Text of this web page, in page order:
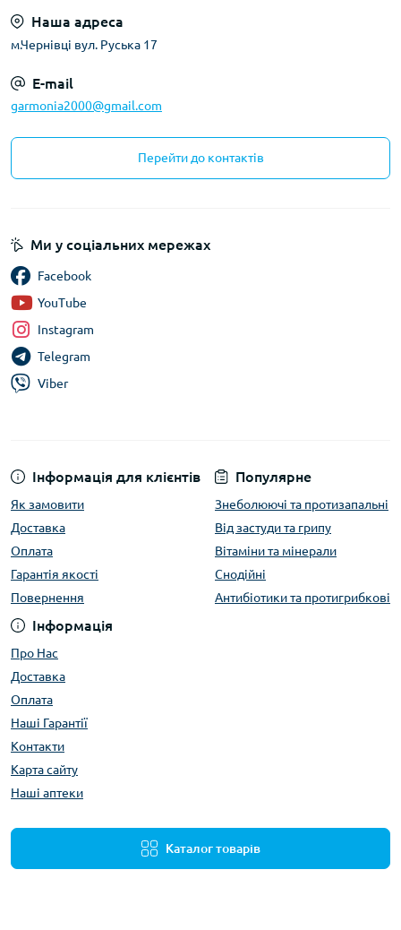
Наша адреса
м.Чернівці вул. Руська 17
E-mail
garmonia2000@gmail.com
Перейти до контактів
Інформація для клієнтів
Як замовити
Доставка
Оплата
Гарантія якості
Повернення
Популярне
Знеболюючі та протизапальні
Від застуди та грипу
Вітаміни та мінерали
Снодійні
Антибіотики та протигрибкові
Інформація
Про Нас
Доставка
Оплата
Наші Гарантії
Контакти
Карта сайту
Наші аптеки
Каталог товарів
Ми у соціальних мережах
Facebook
YouTube
Instagram
Telegram
Viber